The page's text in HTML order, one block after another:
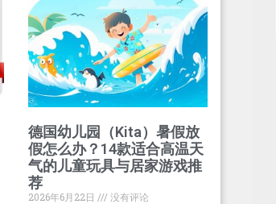
德国幼儿园（Kita）暑假放
假怎么办？14款适合高温天
气的儿童玩具与居家游戏推
荐
2026年6月22日
没有评论